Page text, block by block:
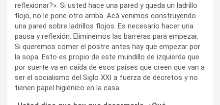
reflexionar?». Si usted hace una pared y queda un ladrillo
flojo, no le pone otro arriba. Acá venimos construyendo
una pared sobre ladrillos flojos. Es necesario hacer una
pausa y reflexión. Eliminemos las barreras para empezar.
Si queremos comer el postre antes hay que empezar por
la sopa. Esto es propio de este mundillo de izquierda que
por suerte va en caída de esos países que creen que van a
ser el socialismo del Siglo XXI a fuerza de decretos y no
tienen papel higiénico en la casa.